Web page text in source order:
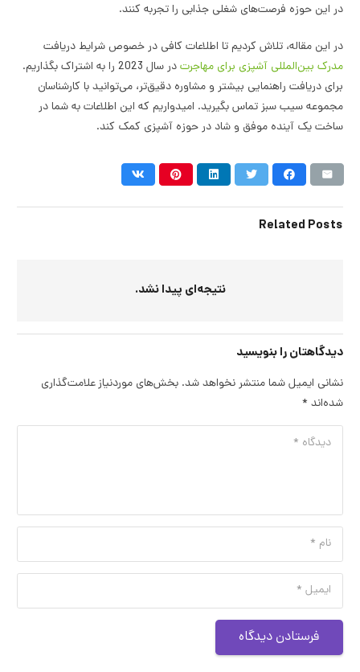
در این حوزه فرصت‌های شغلی جذابی را تجربه کنند.
در این مقاله، تلاش کردیم تا اطلاعات کافی در خصوص شرایط دریافت
مدرک بین‌المللی آشپزی برای مهاجرت
در سال 2023 را به اشتراک بگذاریم.
برای دریافت راهنمایی بیشتر و مشاوره دقیق‌تر، می‌توانید با کارشناسان
مجموعه سیب سبز تماس بگیرید. امیدواریم که این اطلاعات به شما در
ساخت یک آینده موفق و شاد در حوزه آشپزی کمک کند.
Related Posts
نتیجه‌ای پیدا نشد.
دیدگاهتان را بنویسید
نشانی ایمیل شما منتشر نخواهد شد. بخش‌های موردنیاز علامت‌گذاری
شده‌اند *
فرستادن دیدگاه